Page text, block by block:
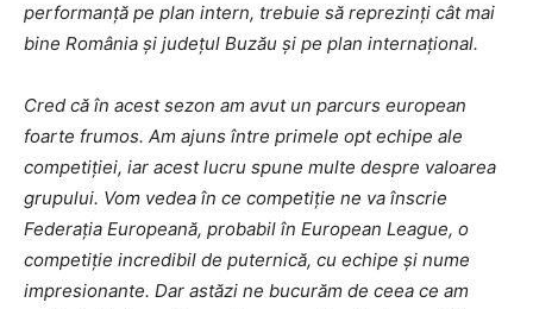
performanță pe plan intern, trebuie să reprezinți cât mai
bine România și județul Buzău și pe plan internațional.
Cred că în acest sezon am avut un parcurs european
foarte frumos. Am ajuns între primele opt echipe ale
competiției, iar acest lucru spune multe despre valoarea
grupului. Vom vedea în ce competiție ne va înscrie
Federația Europeană, probabil în European League, o
competiție incredibil de puternică, cu echipe și nume
impresionante. Dar astăzi ne bucurăm de ceea ce am